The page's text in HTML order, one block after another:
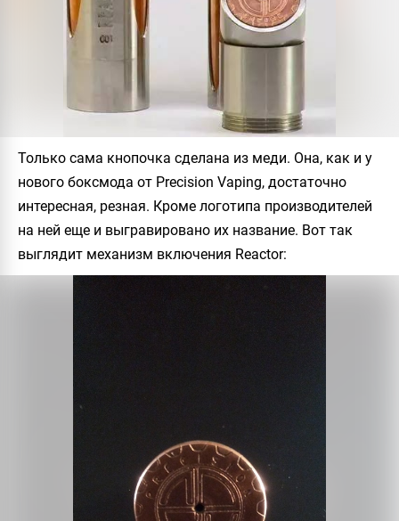
Только сама кнопочка сделана из меди. Она, как и у
нового боксмода от Precision Vaping, достаточно
интересная, резная. Кроме логотипа производителей
на ней еще и выгравировано их название. Вот так
выглядит механизм включения Reactor: